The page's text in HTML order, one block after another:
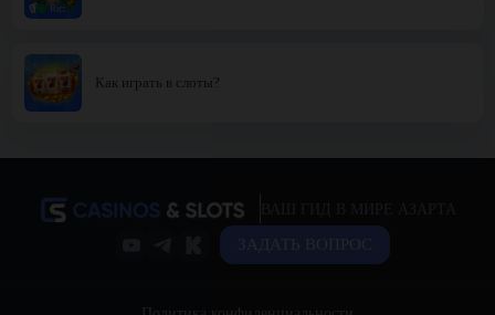
Как играть в слоты?
ЗАДАТЬ ВОПРОС